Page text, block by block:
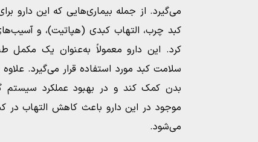
می‌گیرد. از جمله بیماری‌هایی که این دارو
کبد چرب، التهاب کبدی (هپاتیت)، و
کرد. این دارو معمولاً به‌عنوان یک
سلامت کبد مورد استفاده قرار می‌گیرد.
بدن کمک کند و در بهبود عملکرد سیستم
موجود در این دارو باعث کاهش التهاب در
می‌شود.